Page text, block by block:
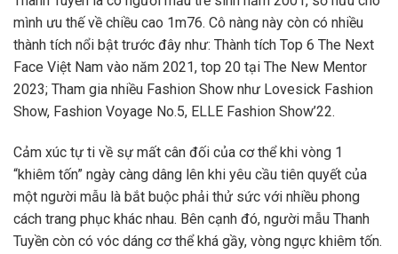
mình ưu thế về chiều cao 1m76. Cô nàng này còn có nhiều
thành tích nổi bật trước đây như: Thành tích Top 6 The Next
Face Việt Nam vào năm 2021, top 20 tại The New Mentor
2023; Tham gia nhiều Fashion Show như Lovesick Fashion
Show, Fashion Voyage No.5, ELLE Fashion Show’22.
Cảm xúc tự ti về sự mất cân đối của cơ thể khi vòng 1
“khiêm tốn” ngày càng dâng lên khi yêu cầu tiên quyết của
một người mẫu là bắt buộc phải thử sức với nhiều phong
cách trang phục khác nhau. Bên cạnh đó, người mẫu Thanh
Tuyền còn có vóc dáng cơ thể khá gầy, vòng ngực khiêm tốn.